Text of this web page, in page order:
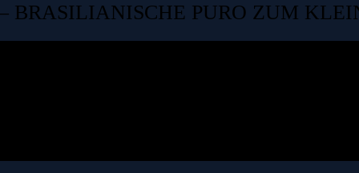
BRASILIANISCHE PURO ZUM